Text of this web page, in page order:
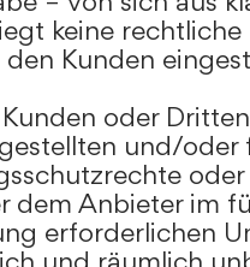
keine
Kunden
oder
und/
dem Anbieter im
erforderlichen
und räumlich